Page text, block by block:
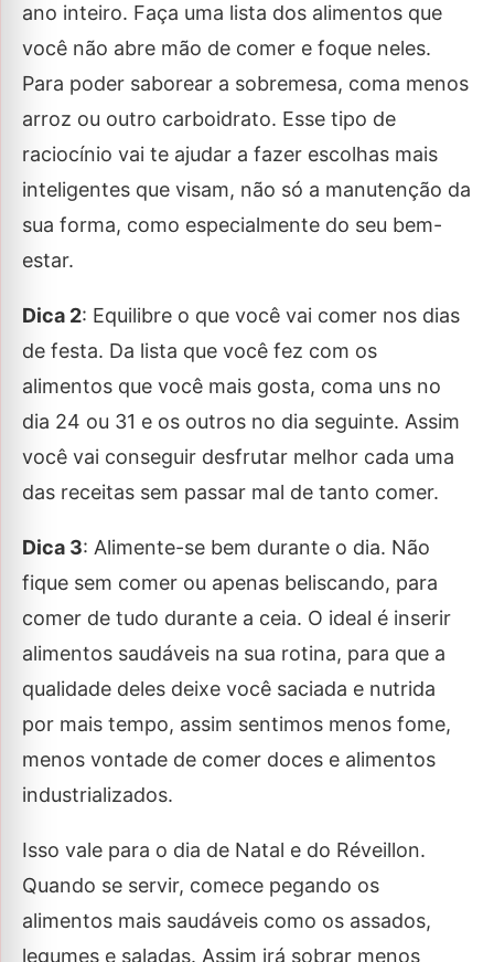
ano inteiro. Faça uma lista dos alimentos que
você não abre mão de comer e foque neles.
Para poder saborear a sobremesa, coma menos
arroz ou outro carboidrato. Esse tipo de
raciocínio vai te ajudar a fazer escolhas mais
inteligentes que visam, não só a manutenção da
sua forma, como especialmente do seu bem-
estar.
Dica 2: Equilibre o que você vai comer nos dias
de festa. Da lista que você fez com os
alimentos que você mais gosta, coma uns no
dia 24 ou 31 e os outros no dia seguinte. Assim
você vai conseguir desfrutar melhor cada uma
das receitas sem passar mal de tanto comer.
Dica 3: Alimente-se bem durante o dia. Não
fique sem comer ou apenas beliscando, para
comer de tudo durante a ceia. O ideal é inserir
alimentos saudáveis na sua rotina, para que a
qualidade deles deixe você saciada e nutrida
por mais tempo, assim sentimos menos fome,
menos vontade de comer doces e alimentos
industrializados.
Isso vale para o dia de Natal e do Réveillon.
Quando se servir, comece pegando os
alimentos mais saudáveis como os assados,
legumes e saladas. Assim irá sobrar menos